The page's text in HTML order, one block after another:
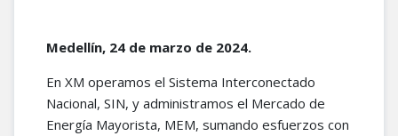
Medellín, 24 de marzo de 2024.
En XM operamos el Sistema Interconectado
Nacional, SIN, y administramos el Mercado de
Energía Mayorista, MEM, sumando esfuerzos con